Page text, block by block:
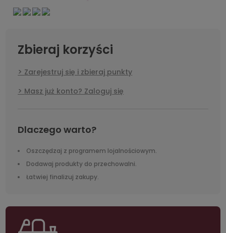
Zbieraj korzyści
Zarejestruj się i zbieraj punkty
Masz już konto? Zaloguj się
Dlaczego warto?
Oszczędzaj z programem lojalnościowym.
Dodawaj produkty do przechowalni.
Łatwiej finalizuj zakupy.